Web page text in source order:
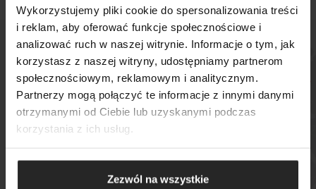
Wykorzystujemy pliki cookie do spersonalizowania treści
i reklam, aby oferować funkcje społecznościowe i
analizować ruch w naszej witrynie. Informacje o tym, jak
korzystasz z naszej witryny, udostępniamy partnerom
społecznościowym, reklamowym i analitycznym.
Partnerzy mogą połączyć te informacje z innymi danymi
otrzymanymi od Ciebie lub uzyskanymi podczas
korzystania z ich usług.
Zezwól na wszystkie
POKAŻ LISTĘ
DODAJ NASTĘPNY
POKAŻ PORÓWNANIE
DODAJ NASTĘPNY
DODAJ NASTĘPNY
Sprawdź, gdzie kupisz
nasze produkty
SZUKAJ